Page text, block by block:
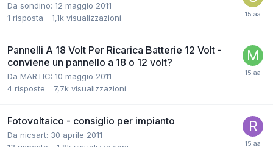
Da sondino: 12 maggio 2011
1 risposta 1,1k visualizzazioni
Pannelli A 18 Volt Per Ricarica Batterie 12 Volt -
conviene un pannello a 18 o 12 volt?
Da MARTIC: 10 maggio 2011
4 risposte 7,7k visualizzazioni
Fotovoltaico - consiglio per impianto
Da nicsart: 30 aprile 2011